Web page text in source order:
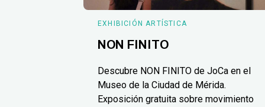
EXHIBICIÓN ARTÍSTICA
NON FINITO
Descubre NON FINITO de JoCa en el
Museo de la Ciudad de Mérida.
Exposición gratuita sobre movimiento